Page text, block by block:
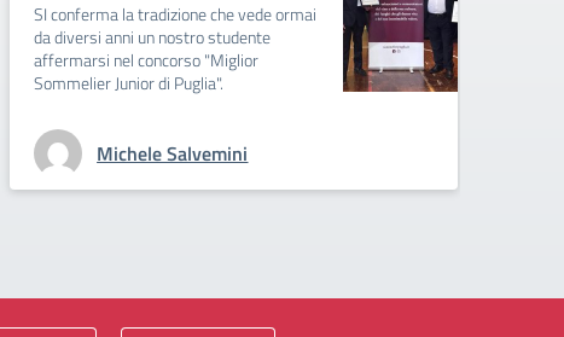
SI conferma la tradizione che vede ormai
da diversi anni un nostro studente
affermarsi nel concorso "Miglior
Sommelier Junior di Puglia".
Michele Salvemini